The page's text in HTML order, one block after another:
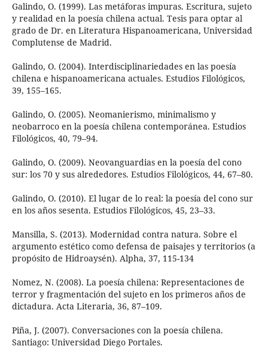
Galindo, O. (1999). Las metáforas impuras. Escritura, sujeto
y realidad en la poesía chilena actual. Tesis para optar al
grado de Dr. en Literatura Hispanoamericana, Universidad
Complutense de Madrid.
Galindo, O. (2004). Interdisciplinariedades en las poesía
chilena e hispanoamericana actuales. Estudios Filológicos,
39, 155–165.
Galindo, O. (2005). Neomanierismo, minimalismo y
neobarroco en la poesía chilena contemporánea. Estudios
Filológicos, 40, 79–94.
Galindo, O. (2009). Neovanguardias en la poesía del cono
sur: los 70 y sus alrededores. Estudios Filológicos, 44, 67–80.
Galindo, O. (2010). El lugar de lo real: la poesía del cono sur
en los años sesenta. Estudios Filológicos, 45, 23–33.
Mansilla, S. (2013). Modernidad contra natura. Sobre el
argumento estético como defensa de paisajes y territorios (a
propósito de Hidroaysén). Alpha, 37, 115-134
Nomez, N. (2008). La poesía chilena: Representaciones de
terror y fragmentación del sujeto en los primeros años de
dictadura. Acta Literaria, 36, 87–109.
Piña, J. (2007). Conversaciones con la poesía chilena.
Santiago: Universidad Diego Portales.